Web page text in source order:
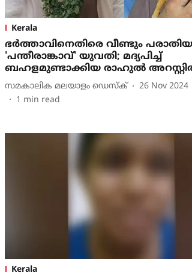
Kerala
ഭര്‍ത്താവിനെതിരെ വീണ്ടും
'പന്തീരാങ്കാവ്' യുവതി; മദ്യപിച്ച്
ബഹളമുണ്ടാക്കിയ രാഹുല്‍
സമകാലിക മലയാളം ഡെസ്ക്
26 Nov 2024
1 min read
Kerala